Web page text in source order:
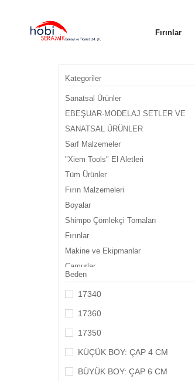
Fırınlar
Kategoriler
Sanatsal Ürünler
EBEŞUAR-MODELAJ SETLER VE
SANATSAL ÜRÜNLER
Sarf Malzemeler
"Xiem Tools" El Aletleri
Tüm Ürünler
Fırın Malzemeleri
Boyalar
Shimpo Çömlekçi Tornaları
Fırınlar
Makine ve Ekipmanlar
Çamurlar
Hazır Alçı Kalıplar
Sırlar & Astarlar
Beden
17340
17360
17350
KÜÇÜK BOY: ÇAP 4 CM
BÜYÜK BOY: ÇAP 6 CM